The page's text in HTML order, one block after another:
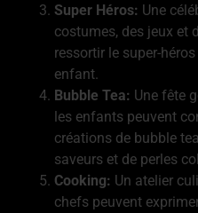
Super Héros: Une
costumes, des jeux et
ressortir le super-
enfant.
Bubble Tea: Une fête
les enfants peuvent
créations de bubble
saveurs et de perles
Cooking: Un atelier
chefs peuvent